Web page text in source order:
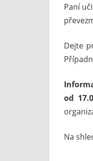
Paní
Dejte
od
Na